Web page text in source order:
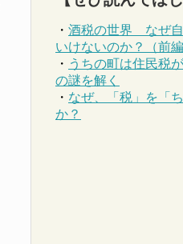
・ 酒税の世界 なぜ
いけないのか？（前編
・ うちの町は住民税
の謎を解く
・ なぜ、「税」を「
か？